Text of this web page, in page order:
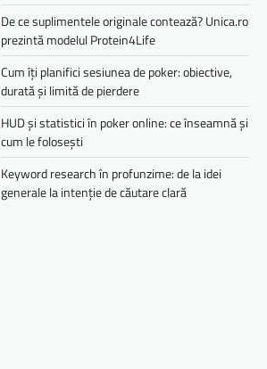
De ce suplimentele originale contează? Unica.ro
prezintă modelul Protein4Life
Cum îți planifici sesiunea de poker: obiective,
durată și limită de pierdere
HUD și statistici în poker online: ce înseamnă și
cum le folosești
Keyword research în profunzime: de la idei
generale la intenție de căutare clară